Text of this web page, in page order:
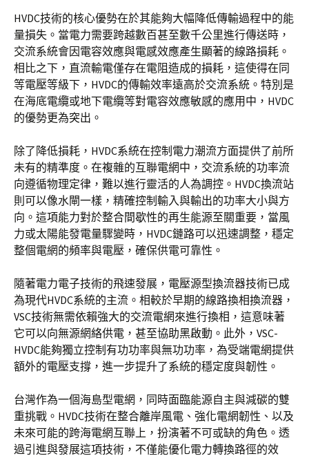
HVDC技術的核心優勢在於其能夠大幅降低傳輸過程中的能
量損失。當電力需要跨越數百甚至數千公里進行傳送時，
交流系統會因電容效應與電感效應產生顯著的線路損耗。
相比之下，直流輸電僅存在電阻造成的損耗，這使得在同
等電壓等級下，HVDC的傳輸效率遠高於交流系統。特別是
在海底電纜或地下電纜等對電容效應敏感的應用中，HVDC
的優勢更為突出。
除了降低損耗，HVDC系統在控制電力潮流方面提供了前所
未有的精準度。在複雜的互聯電網中，交流系統的功率流
向遵循物理定律，難以進行靈活的人為調控。HVDC換流站
則可以像水閘一樣，精確控制輸入與輸出的功率大小與方
向。這項能力對於整合間歇性的再生能源至關重要，當風
力或太陽能發電量驟變時，HVDC鏈路可以迅速調整，穩定
整個電網的頻率與電壓，確保供電可靠性。
隨著電力電子技術的飛速發展，電壓源型換流器技術已成
為現代HVDC系統的主流。相較於早期的線路換相換流器，
VSC技術無需依賴強大的交流電網來進行換相，這意味著
它可以向無源網絡供電，甚至協助黑啟動。此外，VSC-
HVDC能夠獨立控制有功功率與無功功率，為受端電網提供
額外的電壓支撐，進一步提升了系統的穩定度與韌性。
台灣作為一個海島型電網，同時面臨能源自主與減碳的雙
重挑戰。HVDC技術在整合離岸風電、強化電網韌性、以及
未來可能的跨海電網互聯上，扮演著不可或缺的角色。透
過引進與發展這項技術，不僅能優化電力轉換路徑的效